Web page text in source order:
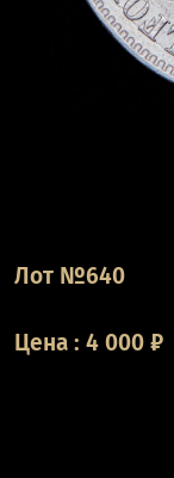
Лот №640
Цена : 4 000 ₽